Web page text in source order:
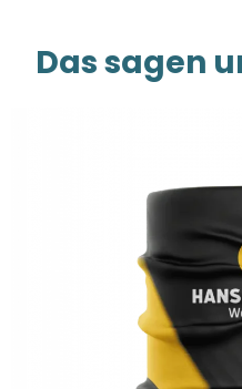
Das sagen